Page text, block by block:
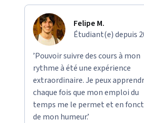
Felipe M.
Étudiant(e) depuis
’Pouvoir suivre des cours à mon
rythme à été une expérience
extraordinaire. Je peux
chaque fois que mon emploi du
temps me le permet et en
de mon humeur.’